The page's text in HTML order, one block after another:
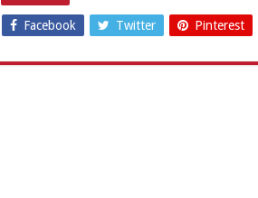
Facebook Twitter Pinterest